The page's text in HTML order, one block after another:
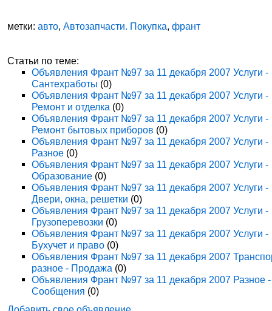
метки:авто,Автозапчасти. Покупка,франт
Статьи по теме:
Объявления Франт №97 за 11 декабря 2007 Услуги -
Сантехработы (0)
Объявления Франт №97 за 11 декабря 2007 Услуги -
Ремонт и отделка (0)
Объявления Франт №97 за 11 декабря 2007 Услуги -
Ремонт бытовых приборов (0)
Объявления Франт №97 за 11 декабря 2007 Услуги -
Разное (0)
Объявления Франт №97 за 11 декабря 2007 Услуги -
Образование (0)
Объявления Франт №97 за 11 декабря 2007 Услуги -
Двери, окна, решетки (0)
Объявления Франт №97 за 11 декабря 2007 Услуги -
Грузоперевозки (0)
Объявления Франт №97 за 11 декабря 2007 Услуги -
Бухучет и право (0)
Объявления Франт №97 за 11 декабря 2007
разное - Продажа (0)
Объявления Франт №97 за 11 декабря 2007 Разное -
Сообщения (0)